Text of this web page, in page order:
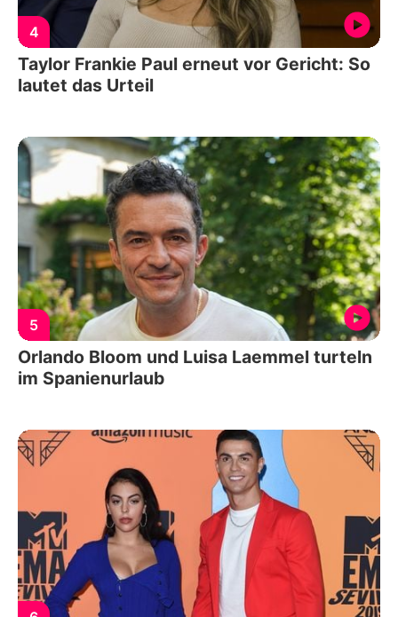
4
Taylor Frankie Paul erneut vor Gericht: So
lautet das Urteil
5
Orlando Bloom und Luisa Laemmel turteln
im Spanienurlaub